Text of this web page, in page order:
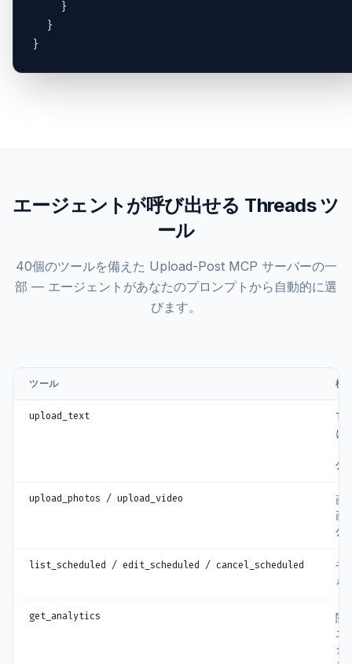
    }
  }
}
エージェントが呼び出せる Threads ツ
ール
40個のツールを備えた Upload-Post MCP サーバーの一
部 — エージェントがあなたのプロンプトから自動的に選
びます。
ツール 機
upload_text
に
公
upload_photos / upload_video
画
画
公
list_scheduled / edit_scheduled / cancel_scheduled
予
を
get_analytics
閲
エ
ジ